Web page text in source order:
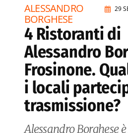
29
ALESSANDRO
BORGHESE
4 Ristoranti di
Alessandro
Frosinone.
i locali
trasmissione?
Alessandro Borghese